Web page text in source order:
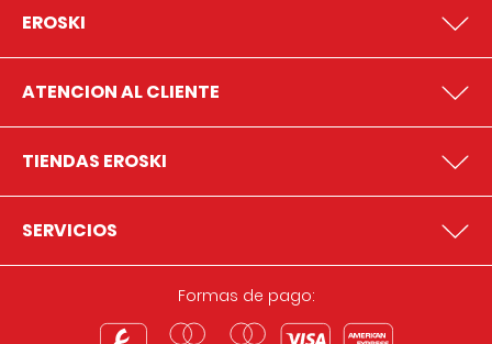
EROSKI
ATENCION AL CLIENTE
TIENDAS EROSKI
SERVICIOS
Formas de pago: